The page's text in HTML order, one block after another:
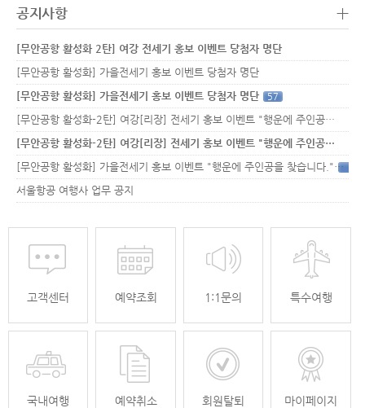
공지사항 +
[무안공항 활성화 2탄] 여강 전세기 홍보 이벤트 당첨자 명단
[무안공항 활성화] 가을전세기 홍보 이벤트 당첨자 명단
[무안공항 활성화] 가을전세기 홍보 이벤트 당첨자 명단
57
[무안공항 활성화-2탄] 여강[리장] 전세기 홍보 이벤트 "행운에 주인공…
[무안공항 활성화-2탄] 여강[리장] 전세기 홍보 이벤트 "행운에 주인공…
[무안공항 활성화] 가을전세기 홍보 이벤트 "행운에 주인공을 찾습니다."33
서울항공 여행사 업무 공지
고객센터 예약조회 1:1문의 특수여행
국내여행 예약취소 회원탈퇴 마이페이지